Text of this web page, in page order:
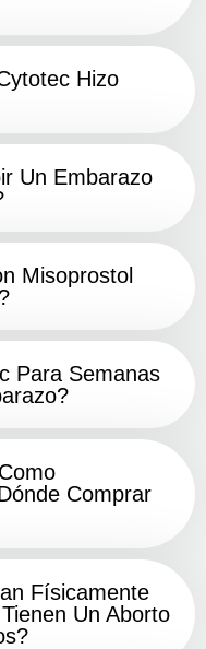
Hizo
Un Embarazo
Misoprostol
Para Semanas
Comprar
Físicamente
Un Aborto